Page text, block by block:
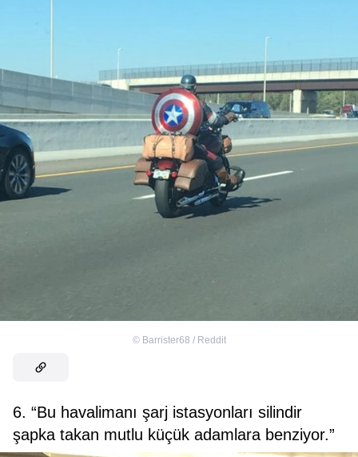
© Barrister68 / Reddit
6. “Bu havalimanı şarj istasyonları silindir
şapka takan mutlu küçük adamlara benziyor.”